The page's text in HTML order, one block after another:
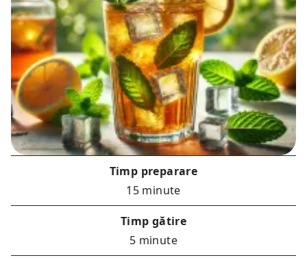
Timp preparare
15 minute
Timp gătire
5 minute